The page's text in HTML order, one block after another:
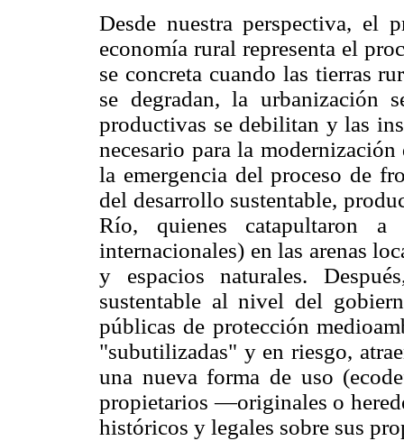
Desde nuestra perspectiva, el
economía rural representa el
se concreta cuando las tierras
se degradan, la urbanización
productivas se debilitan y las
necesario para la
la emergencia del proceso de
del desarrollo sustentable,
Río, quienes catapultaron
internacionales) en las arenas
y espacios naturales.
sustentable al nivel del
públicas de protección
"subutilizadas" y en riesgo,
una nueva forma de uso
propietarios —originales o
históricos y legales sobre sus